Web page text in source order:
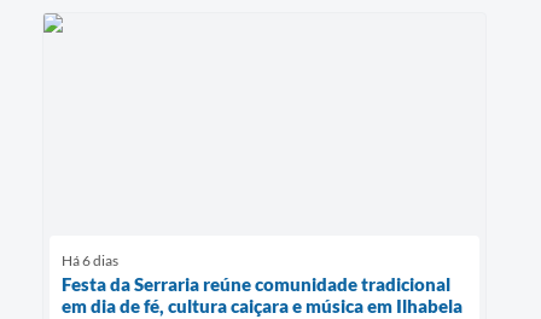
Há 6 dias
Festa da Serraria reúne comunidade tradicional
em dia de fé, cultura caiçara e música em Ilhabela